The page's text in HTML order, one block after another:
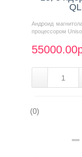
Андроид
процессором
(0)